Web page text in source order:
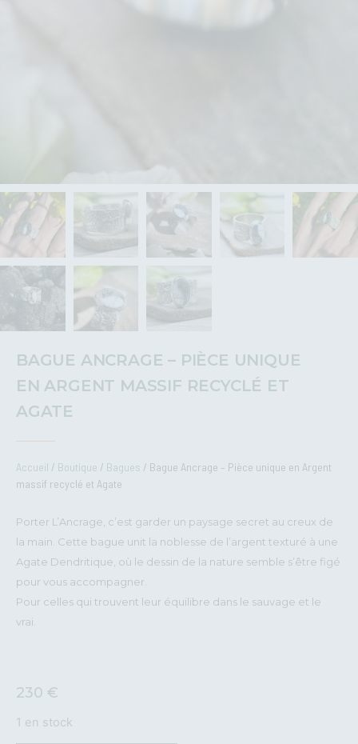
BAGUE ANCRAGE – PIÈCE UNIQUE
EN ARGENT MASSIF RECYCLÉ ET
AGATE
Accueil / Boutique / Bagues / Bague Ancrage – Pièce unique en Argent
massif recyclé et Agate
Porter L’Ancrage, c’est garder un paysage secret au creux de
la main. Cette bague unit la noblesse de l’argent texturé à une
Agate Dendritique, où le dessin de la nature semble s’être figé
pour vous accompagner.
Pour celles qui trouvent leur équilibre dans le sauvage et le
vrai.
230 €
1 en stock